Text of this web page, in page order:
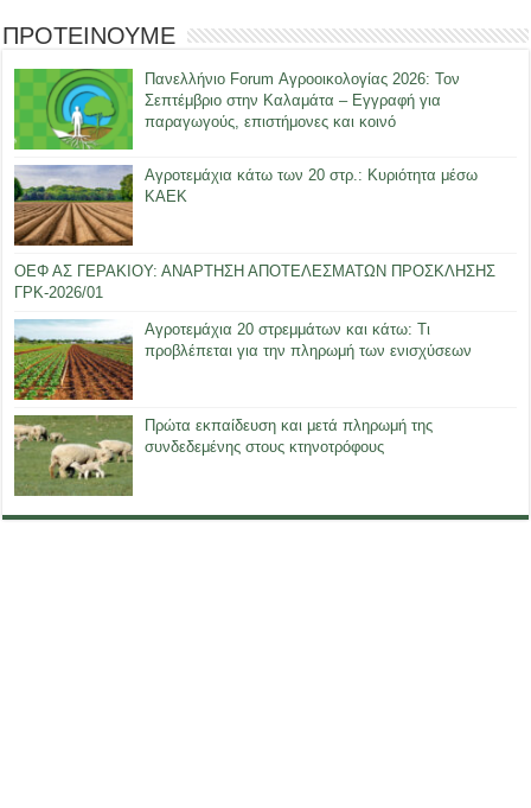
ΠΡΟΤΕΙΝΟΥΜΕ
Πανελλήνιο Forum Αγροοικολογίας 2026: Τον
Σεπτέμβριο στην Καλαμάτα – Εγγραφή για
παραγωγούς, επιστήμονες και κοινό
Αγροτεμάχια κάτω των 20 στρ.: Κυριότητα μέσω
ΚΑΕΚ
ΟΕΦ ΑΣ ΓΕΡΑΚΙΟΥ: ΑΝΑΡΤΗΣΗ ΑΠΟΤΕΛΕΣΜΑΤΩΝ ΠΡΟΣΚΛΗΣΗΣ
ΓΡΚ-2026/01
Αγροτεμάχια 20 στρεμμάτων και κάτω: Τι
προβλέπεται για την πληρωμή των ενισχύσεων
Πρώτα εκπαίδευση και μετά πληρωμή της
συνδεδεμένης στους κτηνοτρόφους